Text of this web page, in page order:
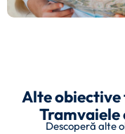
Alte obiective
Tramvaiele
Descoperă alte